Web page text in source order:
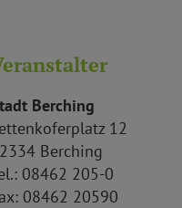
Berching
12
Berching
08462 205-0
08462 20590